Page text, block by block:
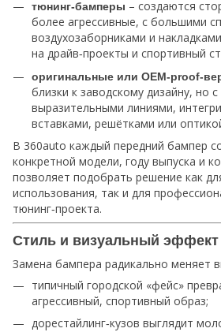
тюнинг‑бамперы – создаются
более агрессивные, с большими
воздухозаборниками и
на драйв‑проекты и спортивный
оригинальные или
близки к заводскому дизайну, но
выразительными линиями,
вставками, решётками или
В 360auto каждый передний бампер
конкретной модели, году выпуска и
позволяет подобрать решение как
использования, так и для
тюнинг‑проекта.
Стиль и визуальный эффект
Замена бампера радикально меняет
типичный городской «фейс»
агрессивный, спортивный образ;
дорестайлинг‑кузов выглядит